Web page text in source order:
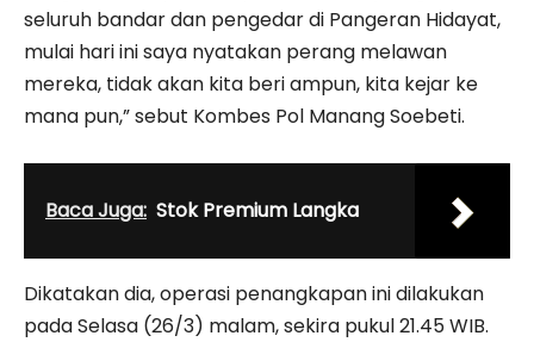
seluruh bandar dan pengedar di Pangeran Hidayat,
mulai hari ini saya nyatakan perang melawan
mereka, tidak akan kita beri ampun, kita kejar ke
mana pun,” sebut Kombes Pol Manang Soebeti.
Baca Juga: Stok Premium Langka
Dikatakan dia, operasi penangkapan ini dilakukan
pada Selasa (26/3) malam, sekira pukul 21.45 WIB.